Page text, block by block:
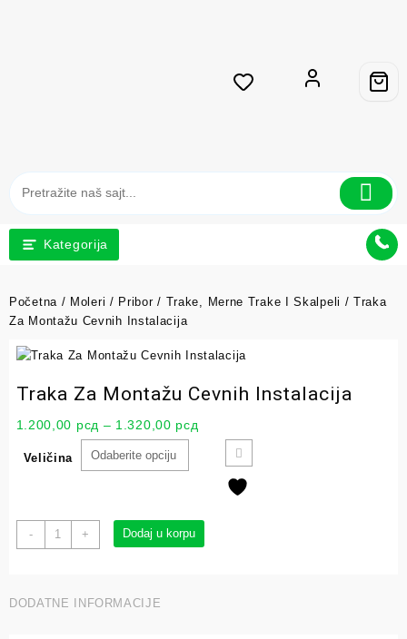
Kategorija
Početna / Moleri / Pribor/ Trake, Merne Trake I Skalpeli / Traka
Za Montažu Cevnih Instalacija
Traka Za Montažu Cevnih Instalacija
1.200,00 рсд – 1.320,00 рсд
Veličina
- + Dodaj u korpu
DODATNE INFORMACIJE